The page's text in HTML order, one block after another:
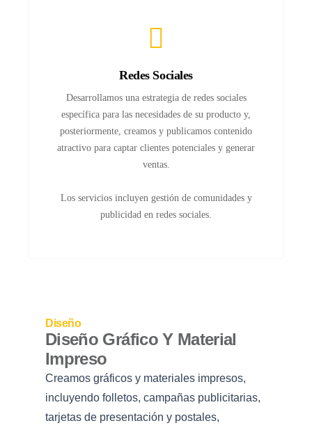
Redes Sociales
Desarrollamos una estrategia de redes sociales
específica para las necesidades de su producto y,
posteriormente, creamos y publicamos contenido
atractivo para captar clientes potenciales y generar
ventas.
Los servicios incluyen gestión de comunidades y
publicidad en redes sociales.
Diseño
Diseño Gráfico Y Material
Impreso
Creamos gráficos y materiales impresos,
incluyendo folletos, campañas publicitarias,
tarjetas de presentación y postales,